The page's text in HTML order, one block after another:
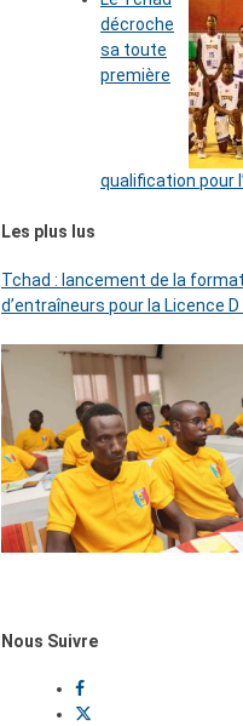
décroche
sa toute
première
qualification pour
Les plus lus
Tchad : lancement de la
d’entraîneurs pour la Licence D
Nous Suivre